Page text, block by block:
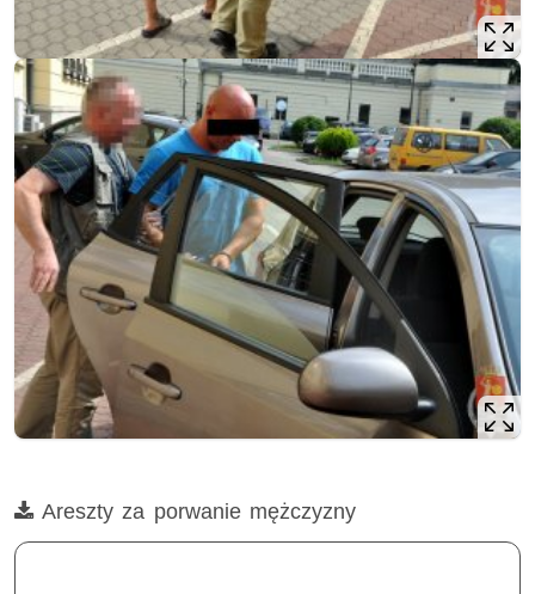
Film
Areszty za porwanie mężczyzny